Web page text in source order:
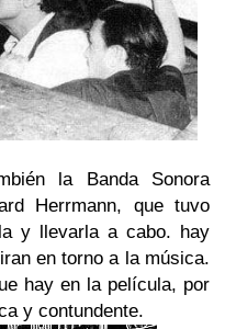
la Banda Sonora
Herrmann, que tuvo
y llevarla a cabo. hay
en torno a la música.
hay en la película, por
y contundente.